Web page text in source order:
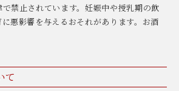
禁止されています。妊娠中や授乳期の飲
悪影響を与えるおそれがあります。お酒
て